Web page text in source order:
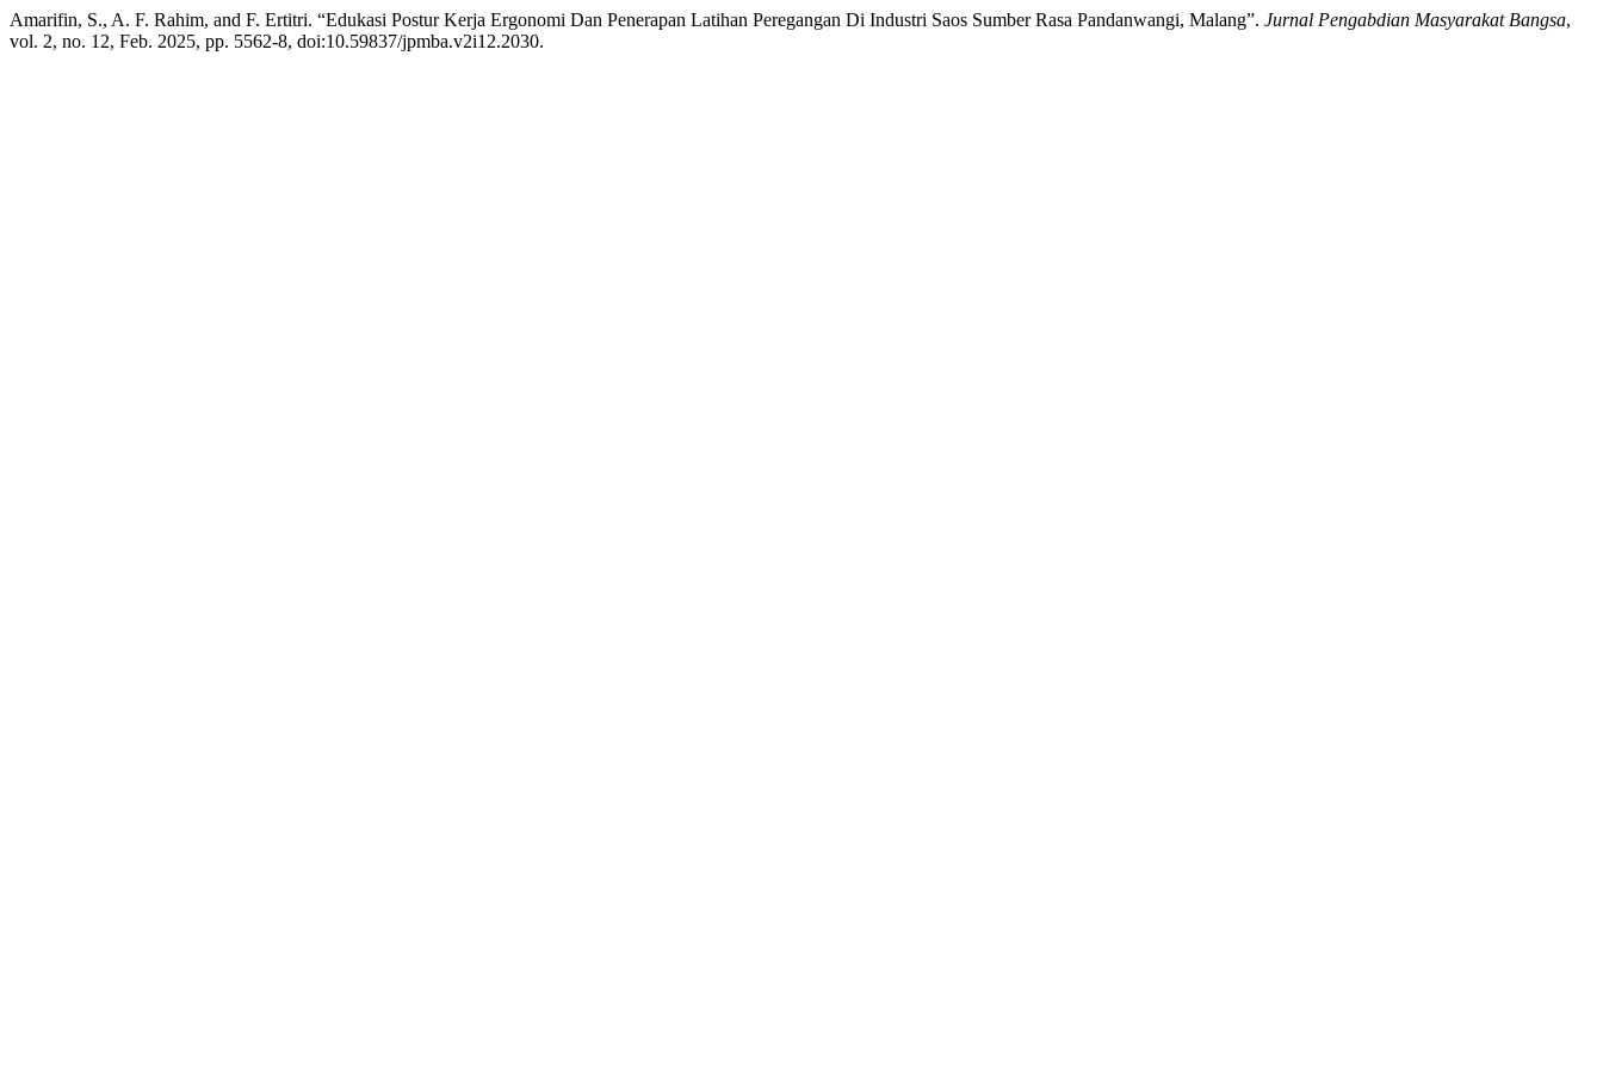
Amarifin, S., A. F. Rahim, and F. Ertitri. “Edukasi Postur Kerja Ergonomi Dan Penerapan Latihan Peregangan Di Industri Saos Sumber Rasa Pandanwangi, Malang”. Jurnal Pengabdian Masyarakat Bangsa,
vol. 2, no. 12, Feb. 2025, pp. 5562-8, doi:10.59837/jpmba.v2i12.2030.